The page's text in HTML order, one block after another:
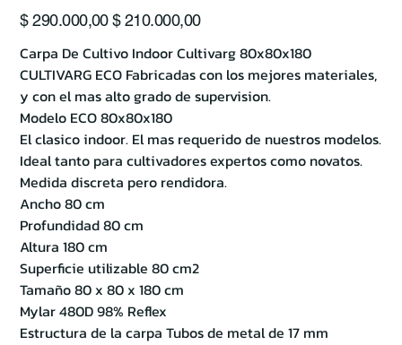
Precio
original
$ 290.000,00 Precio
de
$ 210.000,00
Carpa De Cultivo Indoor Cultivarg 80x80x180
CULTIVARG ECO Fabricadas con los mejores materiales,
y con el mas alto grado de supervision.
Modelo ECO 80x80x180
El clasico indoor. El mas requerido de nuestros modelos.
Ideal tanto para cultivadores expertos como novatos.
Medida discreta pero rendidora.
Ancho 80 cm
Profundidad 80 cm
Altura 180 cm
Superficie utilizable 80 cm2
Tamaño 80 x 80 x 180 cm
Mylar 480D 98% Reflex
Estructura de la carpa Tubos de metal de 17 mm